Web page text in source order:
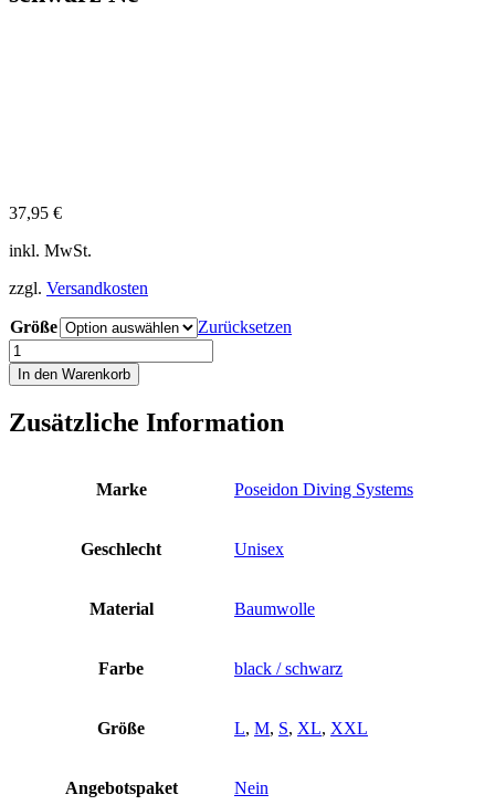
37,95 €
inkl. MwSt.
zzgl. Versandkosten
Größe
Zurücksetzen
Poseidon
T-
Shirt
black
In den Warenkorb
Zusätzliche Information
Marke Poseidon Diving Systems
Geschlecht Unisex
Material Baumwolle
Farbe black / schwarz
Größe L, M, S, XL, XXL
Angebotspaket Nein